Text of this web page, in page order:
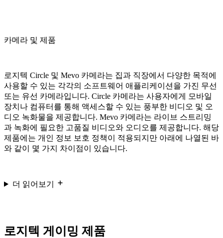
카메라 및 제품
로지텍 Circle 및 Mevo 카메라는 집과 직장에서 다양한 목적에
사용할 수 있는 각각의 소프트웨어 애플리케이션을 가진 무선
또는 유선 카메라입니다. Circle 카메라는 사용자에게 모바일
장치나 컴퓨터를 통해 액세스할 수 있는 풍부한 비디오 및 오
디오 녹화물을 제공합니다. Mevo 카메라는 라이브 스트리밍
과 녹화에 필요한 고품질 비디오와 오디오를 제공합니다. 해당
제품에는 개인 정보 보호 정책이 적용되지만 아래에 나열된 바
와 같이 몇 가지 차이점이 있습니다.
더 읽어보기
로지텍 게이밍 제품